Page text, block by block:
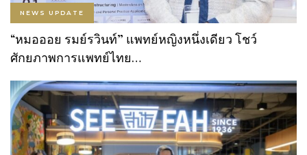
NEWS UPDATE
“หมอออย รมย์รวินท์” แพทย์หญิงหนึ่งเดียว โชว์
ศักยภาพการแพทย์ไทย…